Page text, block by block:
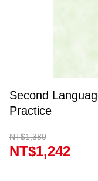
Second
Practice
NT$1,380
NT$1,242